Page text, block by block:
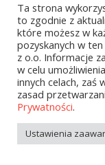
Kolekcje Biedronka
Kolekcje
Wielcy Humaniści -
Wielcy Humaniści
Kolekcje
Ta strona
to zgodnie z
które możesz w
pozyskanych w
z o.o. Informacje
w celu
innych celach, zaś
zasad
Prywatności.
Ustawienia